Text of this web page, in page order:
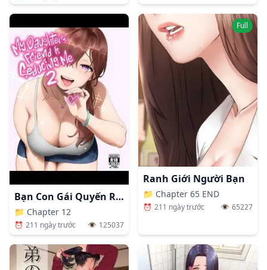
Bạn Con Gái Quyến Rũ Tôi
📁 Chapter 12
⏰ 211 ngày trước 👁️ 125037
Full
Ranh Giới Người Bạn
📁 Chapter 65 END
⏰ 211 ngày trước 👁️ 65227